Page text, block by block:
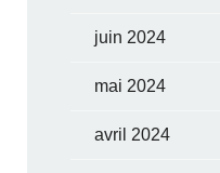
juin 2024
mai 2024
avril 2024